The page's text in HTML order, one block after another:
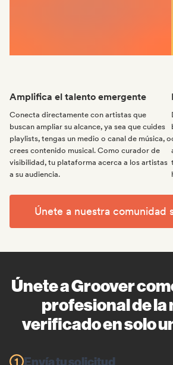
Amplifica el talento emergente
Conecta directamente con artistas que
buscan ampliar su alcance, ya sea que cuides
playlists, tengas un medio o canal de música, o
crees contenido musical. Como curador de
visibilidad, tu plataforma acerca a los artistas
a su audiencia.
Únete a nuestra comunidad
Únete a Groover
profesional de la
verificado en solo
Envía tu solicitud